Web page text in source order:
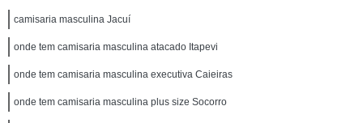
camisaria masculina Jacuí
onde tem camisaria masculina atacado Itapevi
onde tem camisaria masculina executiva Caieiras
onde tem camisaria masculina plus size Socorro